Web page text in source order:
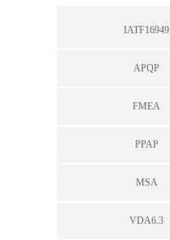
IATF16949
APQP
FMEA
PPAP
MSA
VDA6.3